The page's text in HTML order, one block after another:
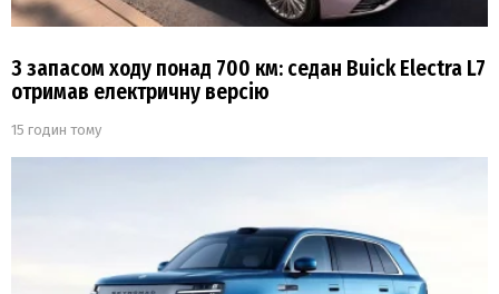
З запасом ходу понад 700 км: седан Buick Electra L7
отримав електричну версію
15 годин тому